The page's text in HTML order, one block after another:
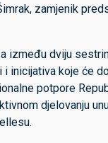
zamjenik
između dviju
i inicijativa koje će
potpore
djelovanju